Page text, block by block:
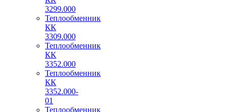
3299.000
Теплообменник
КК
3309.000
Теплообменник
КК
3352.000
Теплообменник
КК
3352.000-
01
Теплообменник